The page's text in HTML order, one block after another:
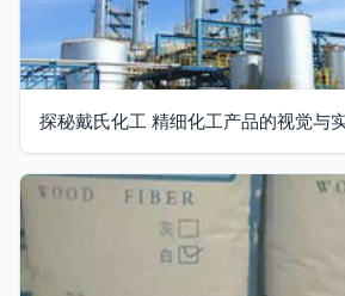
探秘戴氏化工 精细化工产品的视觉与